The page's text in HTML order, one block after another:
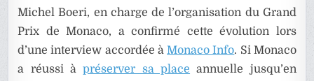
Michel Boeri, en charge de l’organisation du Grand
Prix de Monaco, a confirmé cette évolution lors
d’une interview accordée àMonaco Info. Si Monaco
a réussi àpréserver sa place annuelle jusqu’en